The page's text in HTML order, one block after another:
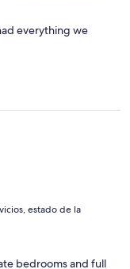
everything we
estado de la
bedrooms and full